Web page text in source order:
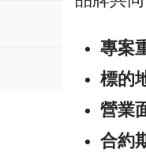
專案
標的
營業
合約